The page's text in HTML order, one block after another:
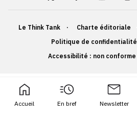
Accueil En bref Newsletter
Le Think Tank Charte éditoriale
Politique de confidentialité
Accessibilité : non conforme